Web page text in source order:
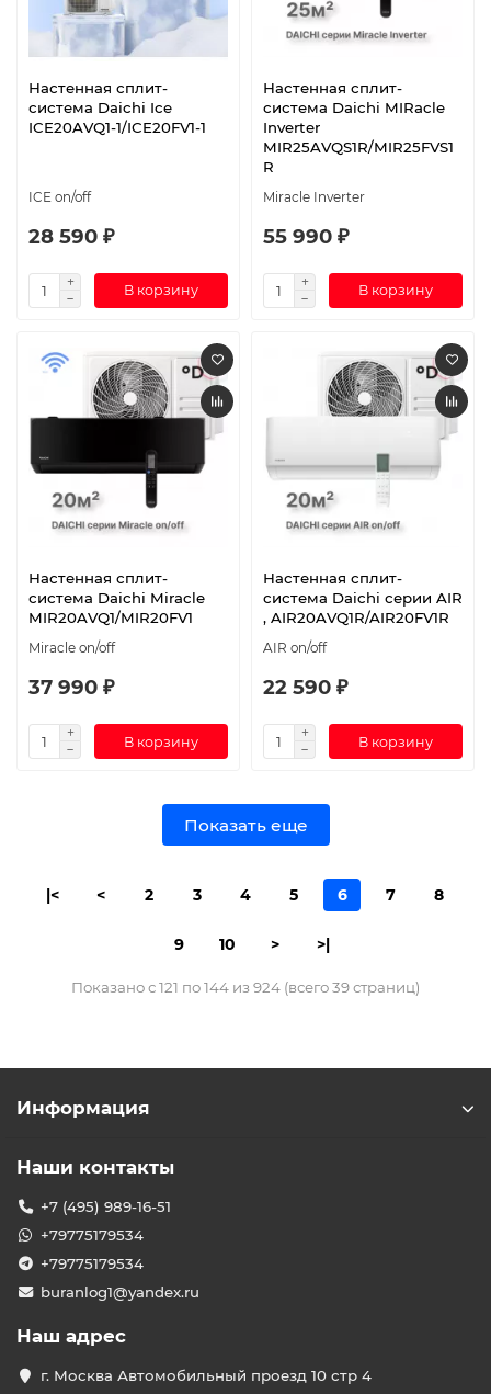
Настенная сплит-
система Daichi Ice
ICE20AVQ1-1/ICE20FV1-1
ICE on/off
28 590 ₽
В корзину
Настенная сплит-
система Daichi MIRacle
Inverter
MIR25AVQS1R/MIR25FVS1
R
Miracle Inverter
55 990 ₽
В корзину
Настенная сплит-
система Daichi Miracle
MIR20AVQ1/MIR20FV1
Miracle on/off
37 990 ₽
В корзину
Настенная сплит-
система Daichi серии AIR
, AIR20AVQ1R/AIR20FV1R
AIR on/off
22 590 ₽
В корзину
Показать еще
|< < 2 3 4 5 6 7 8
9 10 > >|
Показано с 121 по 144 из 924 (всего 39 страниц)
Информация
Наши контакты
+7 (495) 989-16-51
+79775179534
+79775179534
buranlog1@yandex.ru
Наш адрес
г. Москва Автомобильный проезд 10 стр 4